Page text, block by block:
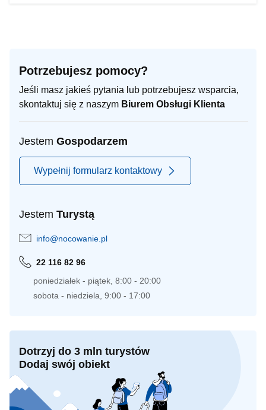
Potrzebujesz pomocy?
Jeśli masz jakieś pytania lub potrzebujesz wsparcia,
skontaktuj się z naszym Biurem Obsługi Klienta
Jestem Gospodarzem
Wypełnij formularz kontaktowy
Jestem Turystą
info@nocowanie.pl
22 116 82 96
poniedziałek - piątek, 8:00 - 20:00
sobota - niedziela, 9:00 - 17:00
Dotrzyj do 3 mln turystów
Dodaj swój obiekt